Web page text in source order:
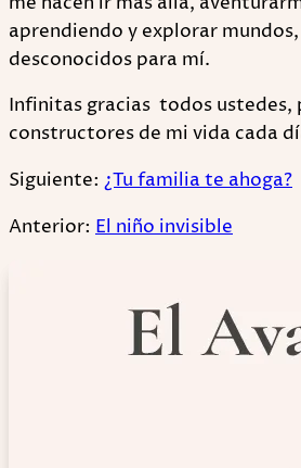
aprendiendo y explorar
desconocidos para mí.
Infinitas gracias todos ustedes,
constructores de mi vida cada
Siguiente: ¿Tu familia te ahoga?
Anterior: El niño invisible